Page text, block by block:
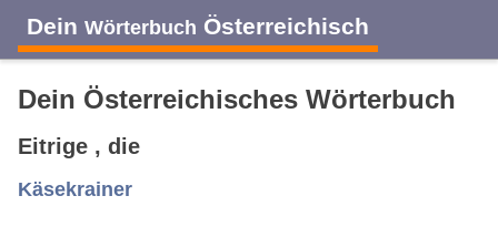
Dein Wörterbuch Österreichisch
A B C
Dein Österreichisches Wörterbuch
Eitrige , die
Käsekrainer